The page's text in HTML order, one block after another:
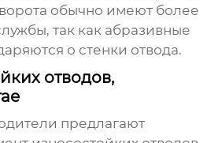
обычно имеют более
так как абразивные
о стенки отвода.
отводов,
предлагают